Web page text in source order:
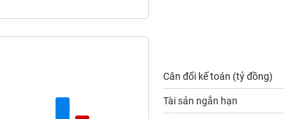
Cân đối kế toán (tỷ đồng)
Tài sản ngắn hạn